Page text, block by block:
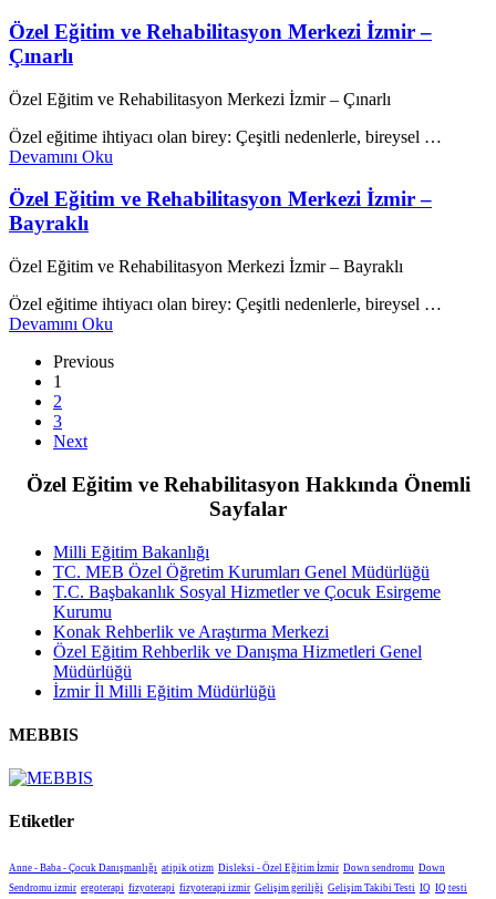
Özel Eğitim ve Rehabilitasyon Merkezi İzmir –
Çınarlı
Özel Eğitim ve Rehabilitasyon Merkezi İzmir – Çınarlı
Özel eğitime ihtiyacı olan birey: Çeşitli nedenlerle, bireysel …
Devamını Oku
Özel Eğitim ve Rehabilitasyon Merkezi İzmir –
Bayraklı
Özel Eğitim ve Rehabilitasyon Merkezi İzmir – Bayraklı
Özel eğitime ihtiyacı olan birey: Çeşitli nedenlerle, bireysel …
Devamını Oku
Previous
1
2
3
Next
Özel Eğitim ve Rehabilitasyon Hakkında Önemli
Sayfalar
Milli Eğitim Bakanlığı
TC. MEB Özel Öğretim Kurumları Genel Müdürlüğü
T.C. Başbakanlık Sosyal Hizmetler ve Çocuk Esirgeme
Kurumu
Konak Rehberlik ve Araştırma Merkezi
Özel Eğitim Rehberlik ve Danışma Hizmetleri Genel
Müdürlüğü
İzmir İl Milli Eğitim Müdürlüğü
MEBBIS
Etiketler
Anne - Baba - Çocuk Danışmanlığı atipik otizm Disleksi - Özel Eğitim İzmir Down sendromu Down
Sendromu izmir ergoterapi fizyoterapi fizyoterapi izmir Gelişim geriliği Gelişim Takibi Testi IQ IQ testi